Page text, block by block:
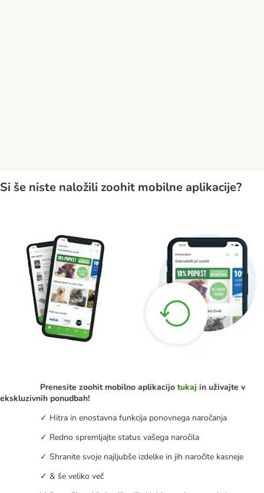
Si še niste naložili zoohit mobilne aplikacije?
Prenesite zoohit mobilno aplikacijo tukaj in uživajte v
ekskluzivnih ponudbah!
✓ Hitra in enostavna funkcija ponovnega naročanja
✓ Redno spremljajte status vašega naročila
✓ Shranite svoje najljubše izdelke in jih naročite kasneje
✓ & še veliko več